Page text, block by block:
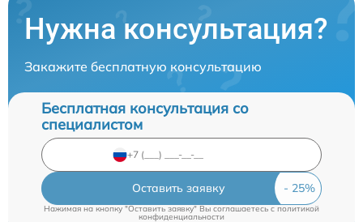
Нужна консультация?
Закажите бесплатную консультацию
Бесплатная консультация со
специалистом
Оставить заявку
Нажимая на кнопку "Оставить заявку" Вы соглашаетесь cполитикой
конфиденциальности